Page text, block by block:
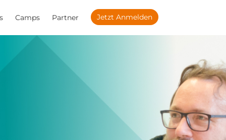
Camps Partner Jetzt Anmelden